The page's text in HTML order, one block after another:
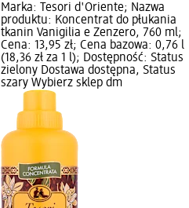
Marka: Tesori d'Oriente; Nazwa
produktu: Koncentrat do płukania
tkanin Vanigilia e Zenzero, 760 ml;
Cena: 13,95 zł; Cena bazowa: 0,76 l
(18,36 zł za 1 l); Dostępność: Status
zielony Dostawa dostępna, Status
szary Wybierz sklep dm